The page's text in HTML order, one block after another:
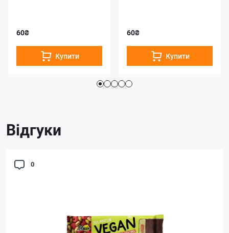
60₴
Купити
60₴
Купити
Відгуки
0